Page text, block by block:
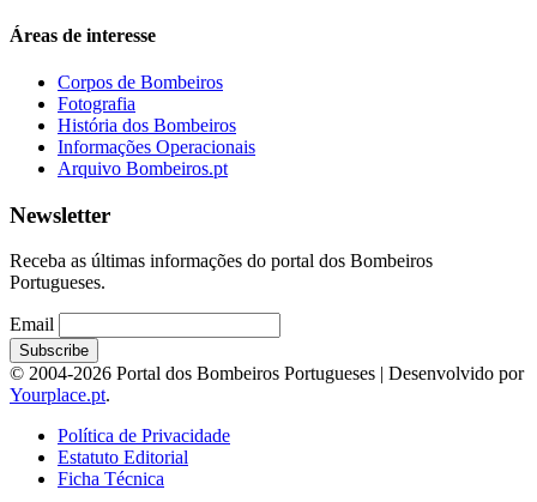
Áreas de interesse
Corpos de Bombeiros
Fotografia
História dos Bombeiros
Informações Operacionais
Arquivo Bombeiros.pt
Newsletter
Receba as últimas informações do portal dos Bombeiros
Portugueses.
Email
© 2004-2026 Portal dos Bombeiros Portugueses | Desenvolvido por
Yourplace.pt.
Política de Privacidade
Estatuto Editorial
Ficha Técnica